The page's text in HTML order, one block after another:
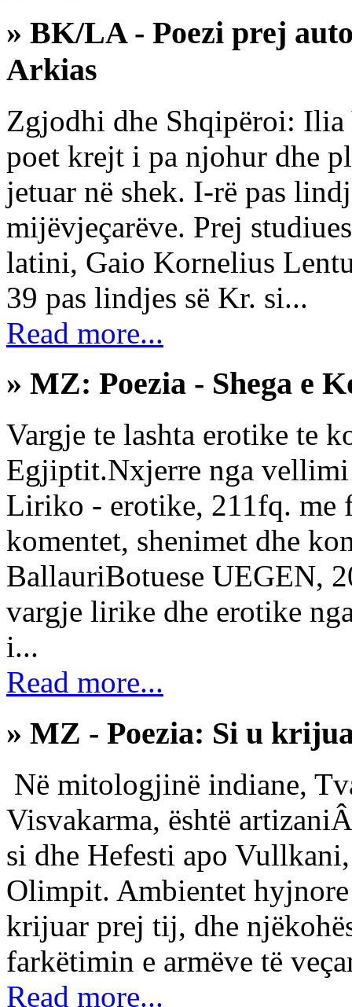
» BK/LA - Poezi prej
Arkias
Zgjodhi dhe Shqipëroi:
poet krejt і pa njohur dhe
jetuar në shek. I-rë pas
mijëvjeçarëve. Prej
latini, Gaio Kornelius
39 pas lindjes së Kr. si...
Read more...
» MZ: Poezia - Shega e
Vargje te lashta erotike te
Egjiptit.Nxjerre nga
Liriko - erotike, 211fq. me
komentet, shenimet dhe
BallauriBotuese UEGEN,
vargje lirike dhe erotike
i...
Read more...
» MZ - Poezia: Si u
Në mitologjinë indiane,
Visvakarma, është
si dhe Hefesti apo
Olimpit. Ambientet
krijuar prej tij, dhe
farkëtimin e armëve të
Read more...